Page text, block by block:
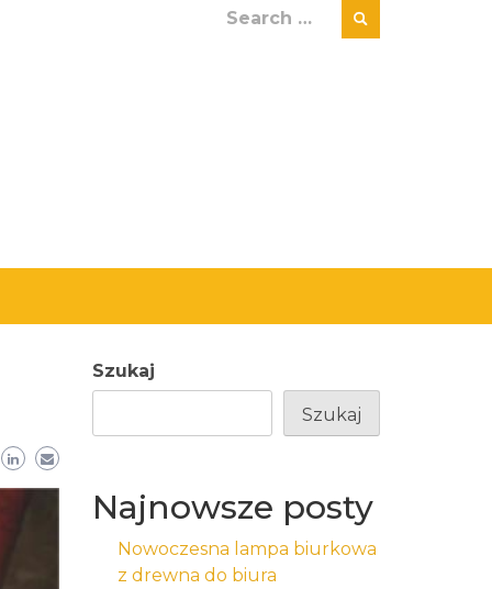
Search
Szukaj
Szukaj
Najnowsze posty
Nowoczesna lampa biurkowa
z drewna do biura